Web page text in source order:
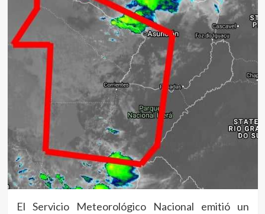
El Servicio Meteorológico Nacional emitió un